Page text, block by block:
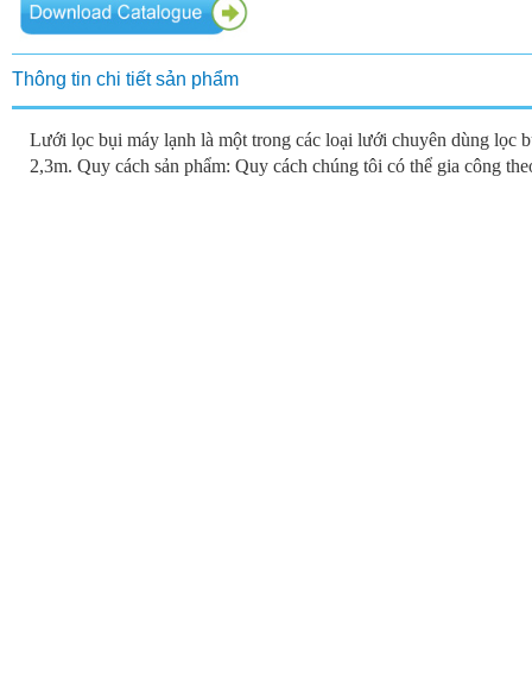
Thông tin chi tiết sản phẩm
Lưới lọc bụi máy lạnh là một trong các loại lưới chuyên dùng lọc
2,3m. Quy cách sản phẩm: Quy cách chúng tôi có thể gia công